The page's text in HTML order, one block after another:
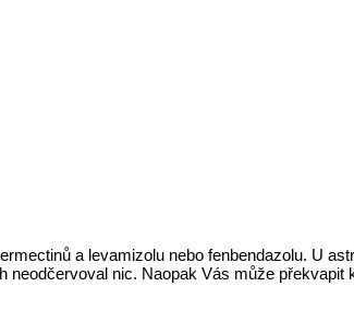
a levamizolu nebo fenbendazolu. U
nic. Naopak Vás může překvapit